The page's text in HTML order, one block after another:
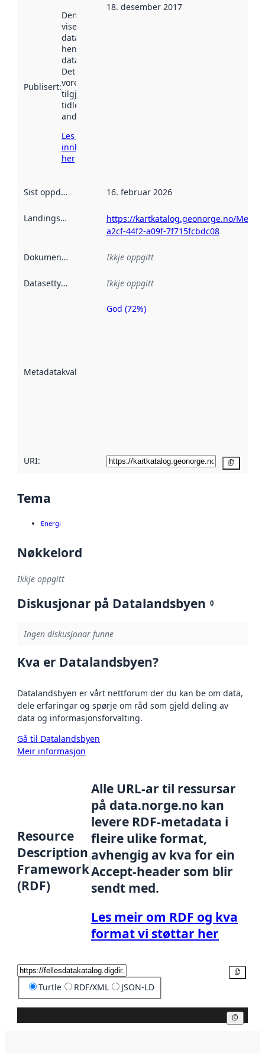
Publisert:
Denne datoen
viser når
datasettet vart
henta inn av
data.norge.no.
Det kan ha
vore
tilgjengeleg
tidlegare
andre stader.
Les meir om
innhenting
her
18. desember 2017
Sist oppdatert 16. februar 2026
Landingsside
https://kartkatalog.geonorge.no/
a2cf-44f2-a09f-7f715fcbdc08
Dokumentasjon Ikkje oppgitt
Datasettype Ikkje oppgitt
Metadatakvalitet
Metadatakvalitet
God (72%)
URI:
Tema
Energi
Nøkkelord
Ikkje oppgitt
Diskusjonar på Datalandsbyen 0
Ingen diskusjonar funne
Kva er Datalandsbyen?
Datalandsbyen er vårt nettforum der du kan be om data,
dele erfaringar og spørje om råd som gjeld deling av
data og informasjonsforvalting.
Gå til Datalandsbyen
Meir informasjon
Resource
Description
Framework
(RDF)
Alle URL-ar til ressursar
på data.norge.no kan
levere RDF-metadata i
fleire ulike format,
avhengig av kva for ein
Accept-header som blir
sendt med.
Les meir om RDF og kva
format vi støttar her
Turtle RDF/XML JSON-LD